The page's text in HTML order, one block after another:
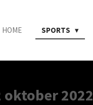
HOME SPORTS
oktober 2022